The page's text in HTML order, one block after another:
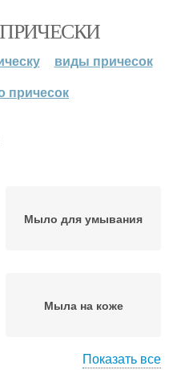
виды причесок
причесок
Мыло для умывания
Мыла на коже
Показать все